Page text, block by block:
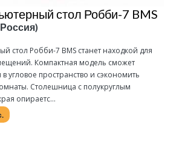
стол Робби-7 BMS
стол Робби-7 BMS станет находкой для
Компактная модель сможет
угловое пространство и сэкономить
Столешница с полукруглым
опираетс...